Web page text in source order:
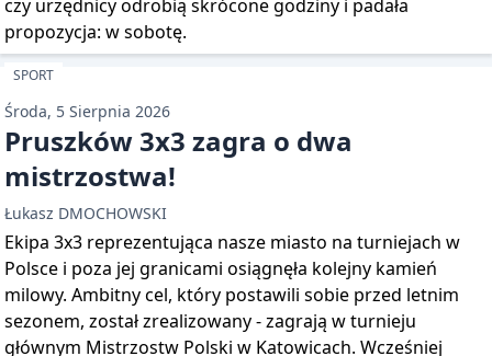
czy urzędnicy odrobią skrócone godziny i padała
propozycja: w sobotę.
SPORT
Środa, 5 Sierpnia 2026
Pruszków 3x3 zagra o dwa
mistrzostwa!
Łukasz DMOCHOWSKI
Ekipa 3x3 reprezentująca nasze miasto na turniejach w
Polsce i poza jej granicami osiągnęła kolejny kamień
milowy. Ambitny cel, który postawili sobie przed letnim
sezonem, został zrealizowany - zagrają w turnieju
głównym Mistrzostw Polski w Katowicach. Wcześniej